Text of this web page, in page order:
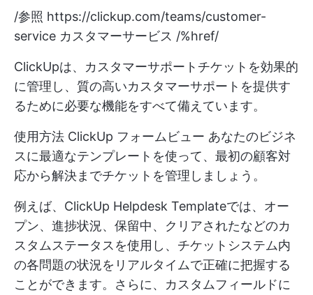
/参照 https://clickup.com/teams/customer-
service カスタマーサービス /%href/
ClickUpは、カスタマーサポートチケットを効果的
に管理し、質の高いカスタマーサポートを提供す
るために必要な機能をすべて備えています。
使用方法 ClickUp フォームビュー あなたのビジネ
スに最適なテンプレートを使って、最初の顧客対
応から解決までチケットを管理しましょう。
例えば、ClickUp Helpdesk Templateでは、オー
プン、進捗状況、保留中、クリアされたなどのカ
スタムステータスを使用し、チケットシステム内
の各問題の状況をリアルタイムで正確に把握する
ことができます。さらに、カスタムフィールドに